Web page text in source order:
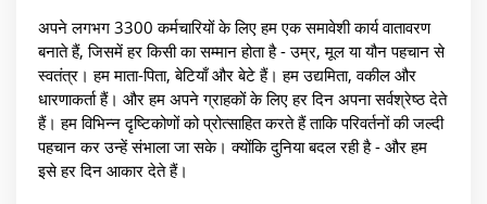
अपने लगभग 3300 कर्मचारियों के लिए हम एक समावेशी कार्य वातावरण
बनाते हैं, जिसमें हर किसी का सम्मान होता है - उम्र, मूल या यौन पहचान से
स्वतंत्र। हम माता-पिता, बेटियाँ और बेटे हैं। हम उद्यमिता, वकील और
धारणाकर्ता हैं। और हम अपने ग्राहकों के लिए हर दिन अपना सर्वश्रेष्ठ देते
हैं। हम विभिन्न दृष्टिकोणों को प्रोत्साहित करते हैं ताकि परिवर्तनों की जल्दी
पहचान कर उन्हें संभाला जा सके। क्योंकि दुनिया बदल रही है - और हम
इसे हर दिन आकार देते हैं।